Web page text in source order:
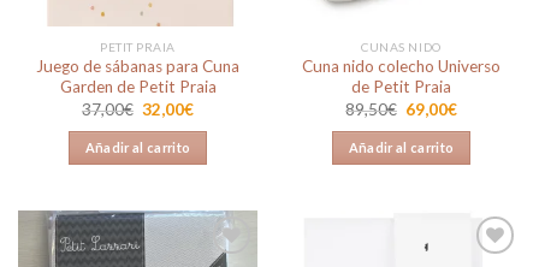
PETIT PRAIA
Juego de sábanas para Cuna
Garden de Petit Praia
37,00€ El
precio
original
era:
37,00€.
32,00€El
32,00€.
Añadir al carrito
CUNAS NIDO
Cuna nido colecho Universo
de Petit Praia
89,50€ El
precio
original
era:
89,50€.
69,00€El
69,00€.
Añadir al carrito